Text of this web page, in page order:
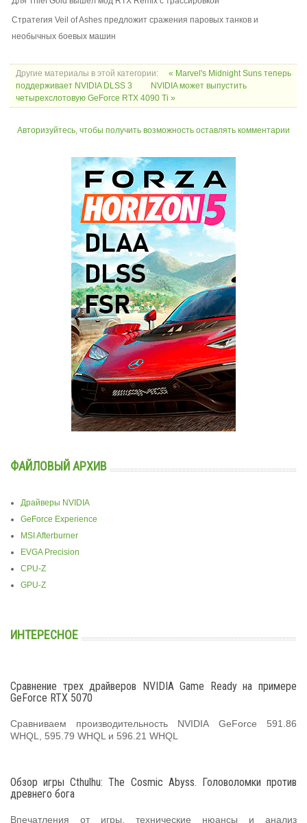
Стратегия Veil of Ashes предложит сражения паровых танков и
необычных боевых машин
Другие материалы в этой категории:
« Marvel's Midnight Suns теперь
поддерживает NVIDIA DLSS 3
NVIDIA может выпустить
четырехслотовую GeForce RTX 4090 Ti »
Авторизуйтесь, чтобы получить возможность оставлять комментарии
ФАЙЛОВЫЙ АРХИВ
Драйверы NVIDIA
GeForce Experience
MSI Afterburner
EVGA Precision
CPU-Z
GPU-Z
ИНТЕРЕСНОЕ
Сравнение трех драйверов NVIDIA Game Ready на примере
GeForce RTX 5070
Сравниваем производительность NVIDIA GeForce 591.86
WHQL, 595.79 WHQL и 596.21 WHQL
Обзор игры Cthulhu: The Cosmic Abyss. Головоломки против
древнего бога
Впечатления от игры, технические нюансы и анализ